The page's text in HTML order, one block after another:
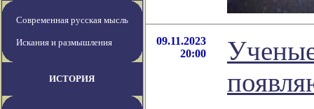
Современная русская мысль
Искания и размышления
ИСТОРИЯ
09.11.2023
20:00